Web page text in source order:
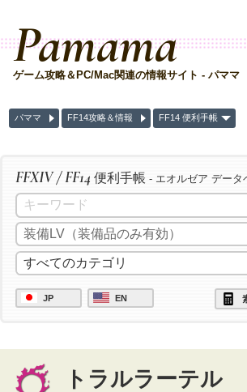
Pamama
ゲーム攻略＆PC/Mac関連の情報サイト - パママ
パママ FF14攻略＆情報 FF14 便利手帳
FFXIV / FF14 便利手帳 - エオルゼア データ
JP EN
トラルラーテル